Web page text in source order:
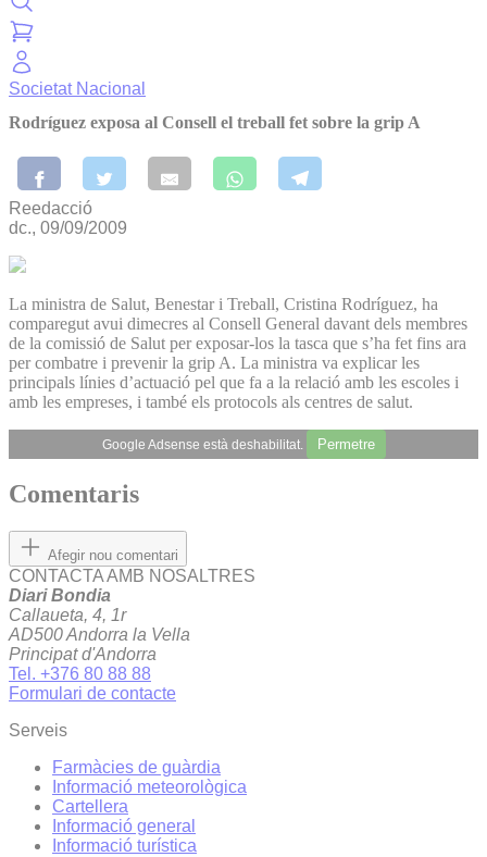
Societat Nacional
Rodríguez exposa al Consell el treball fet sobre la grip A
Reedacció
dc., 09/09/2009
La ministra de Salut, Benestar i Treball, Cristina Rodríguez, ha
comparegut avui dimecres al Consell General davant dels membres
de la comissió de Salut per exposar-los la tasca que s’ha fet fins ara
per combatre i prevenir la grip A. La ministra va explicar les
principals línies d’actuació pel que fa a la relació amb les escoles i
amb les empreses, i també els protocols als centres de salut.
Google Adsense està deshabilitat. Permetre
Comentaris
Afegir nou comentari
CONTACTA AMB NOSALTRES
Diari Bondia
Callaueta, 4, 1r
AD500 Andorra la Vella
Principat d'Andorra
Tel. +376 80 88 88
Formulari de contacte
Serveis
Farmàcies de guàrdia
Informació meteorològica
Cartellera
Informació general
Informació turística